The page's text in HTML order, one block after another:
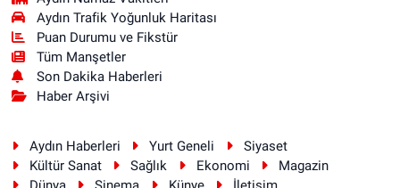
Aydın Trafik Yoğunluk Haritası
Puan Durumu ve Fikstür
Tüm Manşetler
Son Dakika Haberleri
Haber Arşivi
Aydın Haberleri Yurt Geneli
Siyaset
Kültür Sanat
Sağlık Ekonomi
Magazin